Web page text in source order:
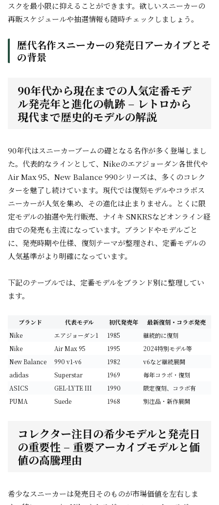
スクを最小限に抑えることができます。欲しいスニーカーの
再販スケジュールや抽選情報も随時チェックしましょう。
歴代名作スニーカーの発売日アーカイブとそ
の背景
90年代から現在までの人気定番モデ
ル発売年と進化の軌跡 – レトロから
現代まで歴史的モデルの解説
90年代はスニーカーブームの礎となる名作が多く登場しまし
た。代表的なラインとして、Nikeのエアジョーダン各世代や
Air Max 95、New Balance 990シリーズは、多くのコレク
ターを魅了し続けています。現代では復刻モデルやコラボス
ニーカーが人気を集め、その進化は止まりません。とくに限
定モデルの抽選や先行販売、ナイキ SNKRSなどオンライン経
由での発売も主流になっています。ブランドやモデルごと
に、発売時期や仕様、復刻テーマが整理され、定番モデルの
人気基準がより明確になっています。
下記のテーブルでは、定番モデルをブランド別に整理してい
ます。
ブランド 代表モデル 初代発売年
最新復刻・コラボ発売
Nike
エアジョーダン1 1985
継続的に復刻
Nike
Air Max 95 1995
2024特別モデル等
New Balance
990 v1-v6 1982
v6など継続展開
adidas
Superstar 1969
毎年コラボ・復刻
ASICS
GEL-LYTE III 1990
限定復刻、コラボ有
PUMA
Suede 1968 別注品・新作展開
コレクター注目の希少モデルと発売日
の重要性 – 重要アーカイブモデルと価
値の高騰理由
希少なスニーカーは発売日そのものが市場価値を左右しま